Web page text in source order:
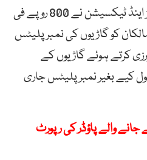
لیا جاتا ہے۔ محکمہ ایکسائز اینڈ ٹیکسیشن نے 800 روپے فی
کو گاڑیوں کی نمبر پلیٹس
کرتے ہوئے گاڑیوں کے
کیے بغیر نمبر پلیٹس جاری
جانے والے پاؤڈر کی رپورٹ